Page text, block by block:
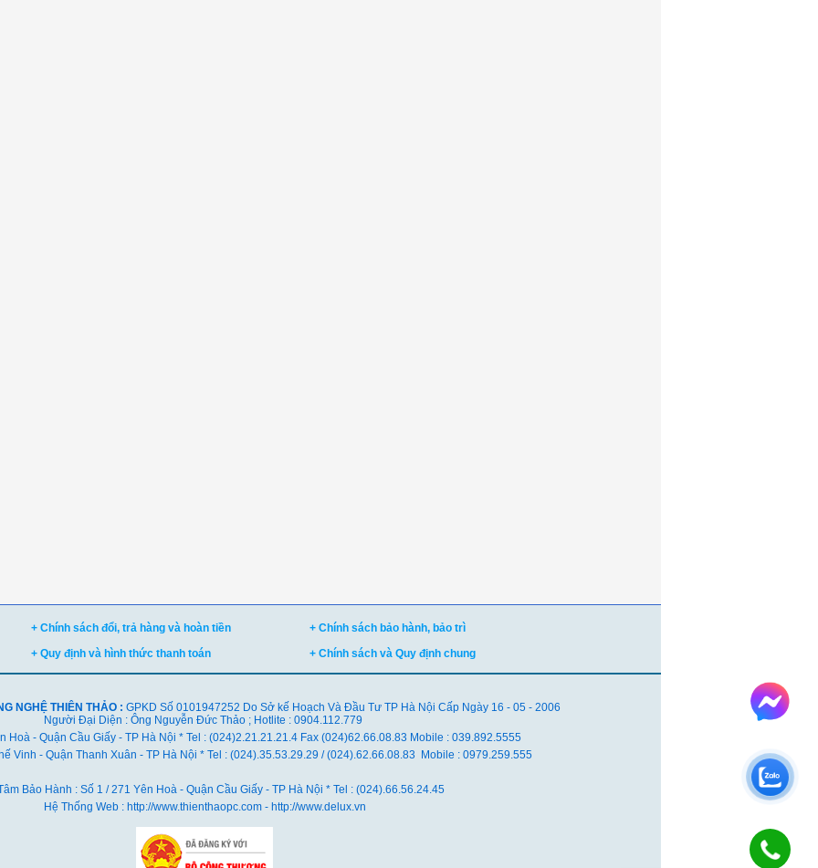
+ Chính sách đổi, trả hàng và hoàn tiền
+ Chính sách bảo hành, bảo trì
+ Quy định và hình thức thanh toán + Chính sách và Quy định chung
NGHỆ THIÊN THẢO : GPKD Số 0101947252 Do Sở kế Hoạch Và Đầu Tư TP Hà Nội Cấp Ngày 16 - 05 - 2006
Người Đại Diện : Ông Nguyễn Đức Thảo ; Hotlite : 0904.112.779
Hoà - Quận Cầu Giấy - TP Hà Nội * Tel : (024)2.21.21.21.4 Fax (024)62.66.08.83 Mobile : 039.892.5555
Vinh - Quận Thanh Xuân - TP Hà Nội * Tel : (024).35.53.29.29 / (024).62.66.08.83 Mobile : 0979.259.555
Bảo Hành : Số 1 / 271 Yên Hoà - Quận Cầu Giấy - TP Hà Nội * Tel : (024).66.56.24.45
Hệ Thống Web : http://www.thienthaopc.com - http://www.delux.vn